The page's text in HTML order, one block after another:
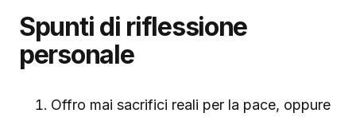
Spunti di riflessione
personale
Offro mai sacrifici reali per la pace, oppure